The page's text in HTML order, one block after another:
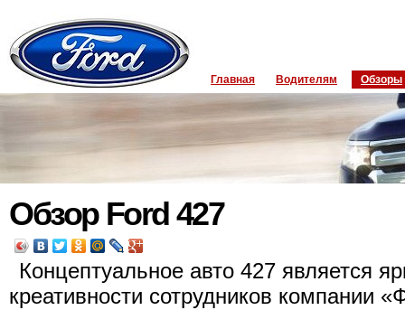
Главная Водителям Обзоры
Обзор Ford 427
Концептуальное авто 427 является
креативности сотрудников компании